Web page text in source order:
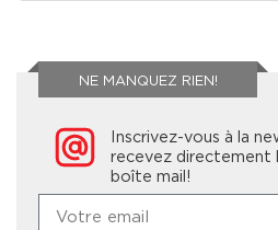
NE MANQUEZ RIEN!
Inscrivez-vous à la
recevez directement
boîte mail!